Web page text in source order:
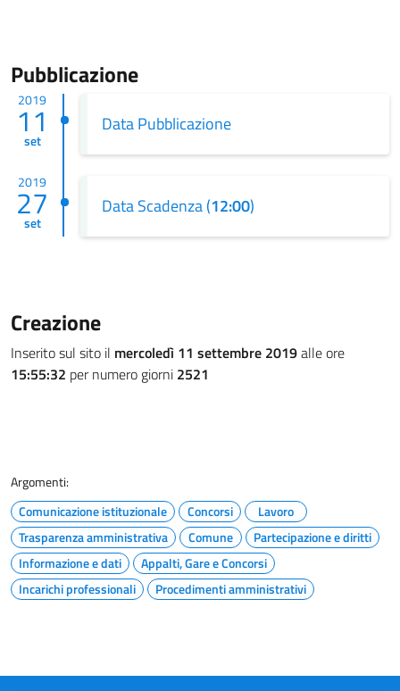
Pubblicazione
2019
11
set
Data Pubblicazione
2019
27
set
Data Scadenza (12:00)
Creazione
Inserito sul sito il mercoledì 11 settembre 2019alle ore
15:55:32 per numero giorni 2521
Argomenti:
Comunicazione istituzionale
Concorsi
Lavoro
Trasparenza amministrativa
Comune
Partecipazione e diritti
Informazione e dati
Appalti, Gare e Concorsi
Incarichi professionali
Procedimenti amministrativi